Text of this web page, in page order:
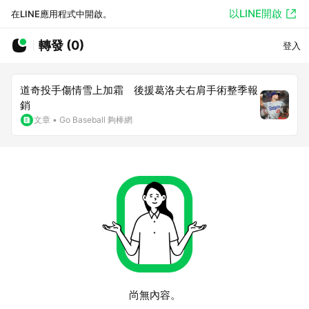
在LINE應用程式中開啟。 以LINE開啟
轉發 (0) 登入
道奇投手傷情雪上加霜 後援葛洛夫右肩手術整季報
銷
文章 • Go Baseball 夠棒網
尚無內容。